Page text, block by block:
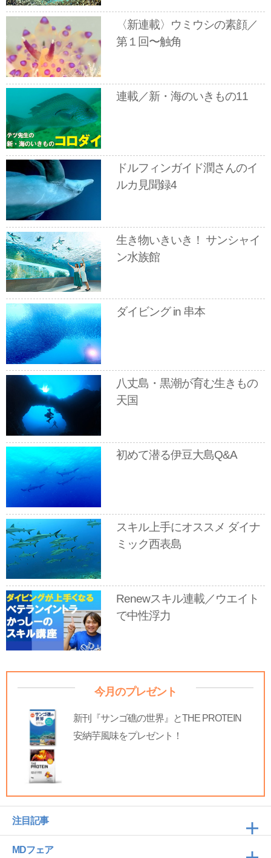
〈新連載〉ウミウシの素顔／
第１回〜触角
連載／新・海のいきもの11
ドルフィンガイド潤さんのイ
ルカ見聞録4
生き物いきいき！ サンシャイ
ン水族館
ダイビング in 串本
八丈島・黒潮が育む生きもの
天国
初めて潜る伊豆大島Q&A
スキル上手にオススメ ダイナ
ミック西表島
Renewスキル連載／ウエイト
で中性浮力
今月のプレゼント
新刊『サンゴ礁の世界』とTHE PROTEIN
安納芋風味をプレゼント！
注目記事
MDフェア